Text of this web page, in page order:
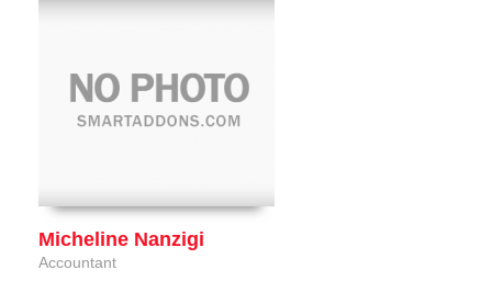
Micheline Nanzigi
Accountant